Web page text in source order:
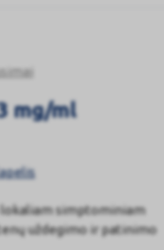
mg/ml
lokaliam simptominiam
uždegimo ir patinimo